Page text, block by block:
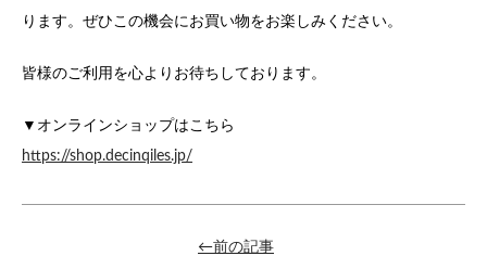
ります。ぜひこの機会にお買い物をお楽しみください。
皆様のご利用を心よりお待ちしております。
▼オンラインショップはこちら
https://shop.decinqiles.jp/
←前の記事